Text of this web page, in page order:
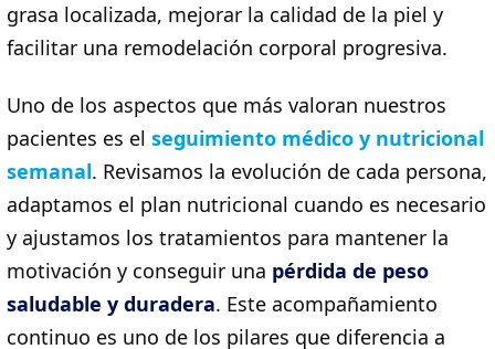
grasa localizada, mejorar la calidad de la piel y
facilitar una remodelación corporal progresiva.
Uno de los aspectos que más valoran nuestros
pacientes es el seguimiento médico y nutricional
semanal. Revisamos la evolución de cada persona,
adaptamos el plan nutricional cuando es necesario
y ajustamos los tratamientos para mantener la
motivación y conseguir una pérdida de peso
saludable y duradera. Este acompañamiento
continuo es uno de los pilares que diferencia a